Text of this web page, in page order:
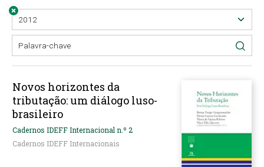
Novos horizontes da
tributação: um diálogo luso-
brasileiro
Cadernos IDEFF Internacional n.º 2
Cadernos IDEFF Internacionais